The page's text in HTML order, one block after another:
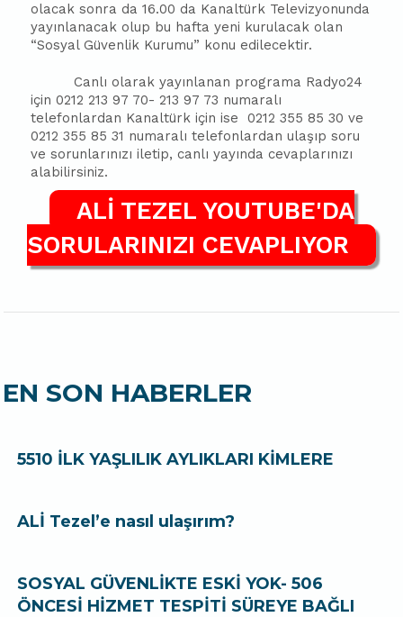
olacak sonra da 16.00 da Kanaltürk Televizyonunda
yayınlanacak olup bu hafta yeni kurulacak olan
“Sosyal Güvenlik Kurumu” konu edilecektir.
Canlı olarak yayınlanan programa Radyo24
için 0212 213 97 70- 213 97 73 numaralı
telefonlardan Kanaltürk için ise
0212 355 85 30 ve
0212 355 85 31 numaralı telefonlardan ulaşıp soru
ve sorunlarınızı iletip, canlı yayında cevaplarınızı
alabilirsiniz.
ALİ TEZEL YOUTUBE'DA
SORULARINIZI CEVAPLIYOR
EN SON HABERLER
5510 İLK YAŞLILIK AYLIKLARI KİMLERE
ALİ Tezel’e nasıl ulaşırım?
SOSYAL GÜVENLİKTE ESKİ YOK- 506
ÖNCESİ HİZMET TESPİTİ SÜREYE BAĞLI